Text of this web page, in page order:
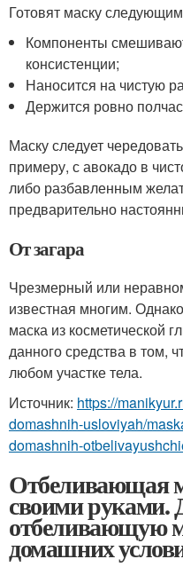
Готовят маску
Компоненты
консистенции;
Наносится на чистую
Держится ровно
Маску следует
примеру, с авокадо в
либо разбавленным
предварительно
От загара
Чрезмерный или
известная многим.
маска из косметической
данного средства в том,
любом участке тела.
Источник: https://
domashnih-usloviyah/
domashnih-
Отбеливающая
своими руками.
отбеливающую
домашних